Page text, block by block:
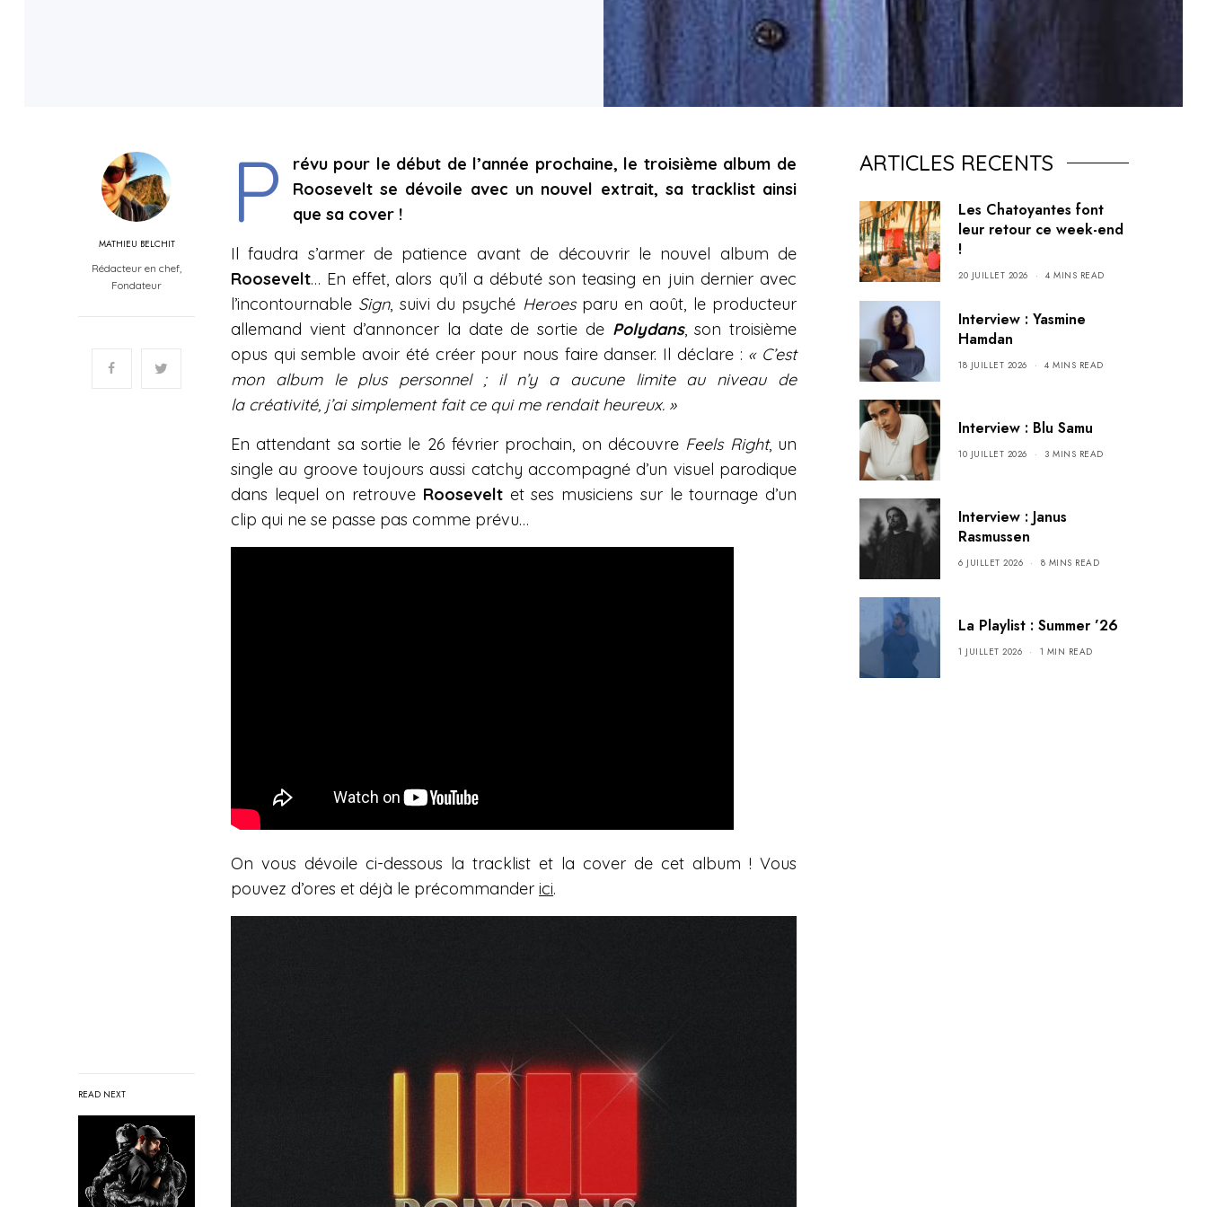
MATHIEU BELCHIT
Rédacteur en chef,
Fondateur
READ NEXT
P
révu pour le début de l’année prochaine, le troisième album de
Roosevelt se dévoile avec un nouvel extrait, sa tracklist ainsi
que sa cover !
Il faudra s’armer de patience avant de découvrir le nouvel album de
Roosevelt… En effet, alors qu’il a débuté son teasing en juin dernier avec
l’incontournable Sign, suivi du psyché Heroesparu en août, le producteur
allemand vient d’annoncer la date de sortie de Polydans, son troisième
opus qui semble avoir été créer pour nous faire danser. Il déclare : « C’est
mon album le plus personnel ; il n’y a aucune limite au niveau de
la créativité, j’ai simplement fait ce qui me rendait heureux. »
En attendant sa sortie le 26 février prochain, on découvre Feels Right, un
single au groove toujours aussi catchy accompagné d’un visuel parodique
dans lequel on retrouve Roosevelt et ses musiciens sur le tournage d’un
clip qui ne se passe pas comme prévu…
On vous dévoile ci-dessous la tracklist et la cover de cet album ! Vous
pouvez d’ores et déjà le précommanderici.
ARTICLES RECENTS
Les Chatoyantes font
leur retour ce week-end
!
20 JUILLET 2026 4 MINS READ
Interview : Yasmine
Hamdan
18 JUILLET 2026 4 MINS READ
Interview : Blu Samu
10 JUILLET 2026 3 MINS READ
Interview : Janus
Rasmussen
6 JUILLET 2026 8 MINS READ
La Playlist : Summer ’26
1 JUILLET 2026 1 MIN READ